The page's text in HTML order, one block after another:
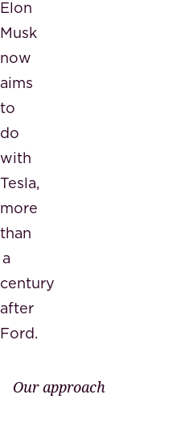
Elon
Musk
now
aims
to
do
with
Tesla,
more
than
a
century
after
Ford.
Our approach